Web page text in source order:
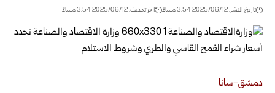
تاريخ النشر: 2025/06/12 3:54 مساءً اخر تحديث: 2025/06/12 3:54 مساءً
دمشق-سانا